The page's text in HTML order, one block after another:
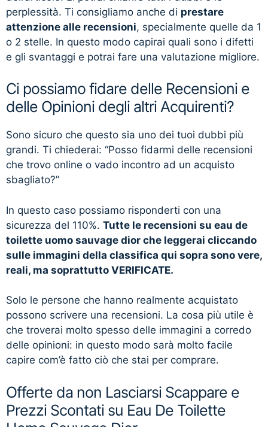
perplessità. Ti consigliamo anche di prestare
attenzione alle recensioni, specialmente quelle da 1
o 2 stelle. In questo modo capirai quali sono i difetti
e gli svantaggi e potrai fare una valutazione migliore.
Ci possiamo fidare delle Recensioni e
delle Opinioni degli altri Acquirenti?
Sono sicuro che questo sia uno dei tuoi dubbi più
grandi. Ti chiederai: “Posso fidarmi delle recensioni
che trovo online o vado incontro ad un acquisto
sbagliato?”
In questo caso possiamo risponderti con una
sicurezza del 110%. Tutte le recensioni su eau de
toilette uomo sauvage dior che leggerai cliccando
sulle immagini della classifica qui sopra sono vere,
reali, ma soprattutto VERIFICATE.
Solo le persone che hanno realmente acquistato
possono scrivere una recensioni. La cosa più utile è
che troverai molto spesso delle immagini a corredo
delle opinioni: in questo modo sarà molto facile
capire com’è fatto ciò che stai per comprare.
Offerte da non Lasciarsi Scappare e
Prezzi Scontati su Eau De Toilette